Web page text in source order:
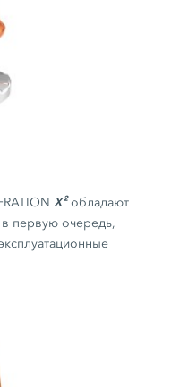
X²обладают
первую очередь,